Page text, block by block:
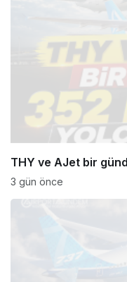
THY ve AJet bir
3 gün önce